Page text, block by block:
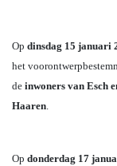
Op dinsdag 15 januari
het
de inwoners van Esch
Haaren
Op donderdag 17